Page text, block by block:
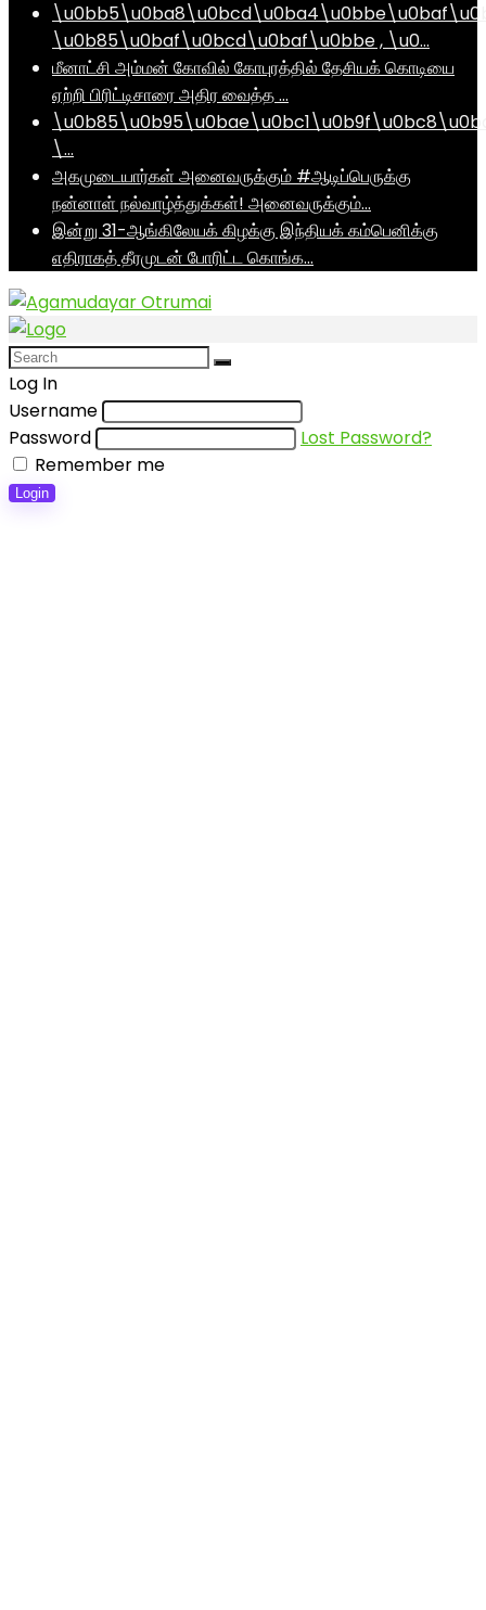
\u0b85\u0baf\u0bcd\u0baf\u0bbe , \u0…
மீனாட்சி அம்மன் கோவில் கோபுரத்தில் தேசியக் கொடியை
ஏற்றி பிரிட்டிசாரை அதிர வைத்த …
\…
அகமுடையார்கள் அனைவருக்கும் #ஆடிப்பெருக்கு
நன்னாள் நல்வாழ்த்துக்கள்! அனைவருக்கும்…
இன்று 31-ஆங்கிலேயக் கிழக்கு இந்தியக் கம்பெனிக்கு
எதிராகத் தீரமுடன் போரிட்ட கொங்க…
Log In
Username
Password
Lost Password?
Remember me
Login